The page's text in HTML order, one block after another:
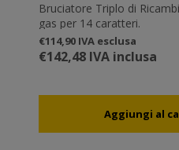
Bruciatore Triplo di
gas per 14 caratteri.
€114,90 IVA esclusa
€142,48 IVA inclusa